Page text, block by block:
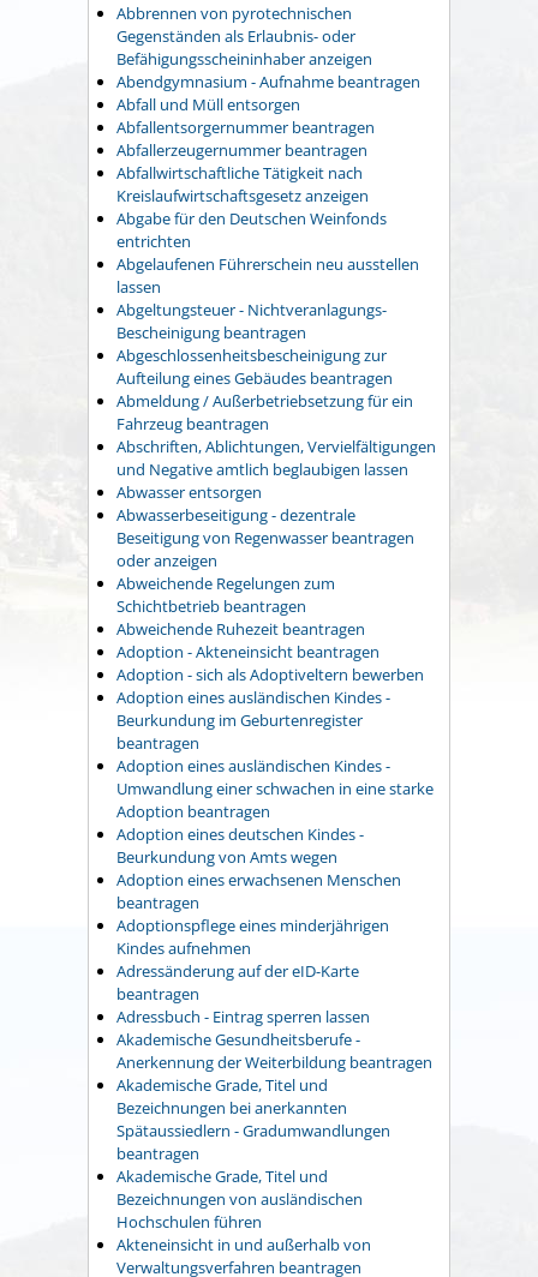
Abbrennen von pyrotechnischen
Gegenständen als Erlaubnis- oder
Befähigungsscheininhaber anzeigen
Abendgymnasium - Aufnahme beantragen
Abfall und Müll entsorgen
Abfallentsorgernummer beantragen
Abfallerzeugernummer beantragen
Abfallwirtschaftliche Tätigkeit nach
Kreislaufwirtschaftsgesetz anzeigen
Abgabe für den Deutschen Weinfonds
entrichten
Abgelaufenen Führerschein neu ausstellen
lassen
Abgeltungsteuer - Nichtveranlagungs-
Bescheinigung beantragen
Abgeschlossenheitsbescheinigung zur
Aufteilung eines Gebäudes beantragen
Abmeldung / Außerbetriebsetzung für ein
Fahrzeug beantragen
Abschriften, Ablichtungen, Vervielfältigungen
und Negative amtlich beglaubigen lassen
Abwasser entsorgen
Abwasserbeseitigung - dezentrale
Beseitigung von Regenwasser beantragen
oder anzeigen
Abweichende Regelungen zum
Schichtbetrieb beantragen
Abweichende Ruhezeit beantragen
Adoption - Akteneinsicht beantragen
Adoption - sich als Adoptiveltern bewerben
Adoption eines ausländischen Kindes -
Beurkundung im Geburtenregister
beantragen
Adoption eines ausländischen Kindes -
Umwandlung einer schwachen in eine starke
Adoption beantragen
Adoption eines deutschen Kindes -
Beurkundung von Amts wegen
Adoption eines erwachsenen Menschen
beantragen
Adoptionspflege eines minderjährigen
Kindes aufnehmen
Adressänderung auf der eID-Karte
beantragen
Adressbuch - Eintrag sperren lassen
Akademische Gesundheitsberufe -
Anerkennung der Weiterbildung beantragen
Akademische Grade, Titel und
Bezeichnungen bei anerkannten
Spätaussiedlern - Gradumwandlungen
beantragen
Akademische Grade, Titel und
Bezeichnungen von ausländischen
Hochschulen führen
Akteneinsicht in und außerhalb von
Verwaltungsverfahren beantragen